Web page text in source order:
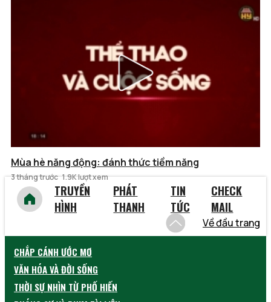
Mùa hè năng động: đánh thức tiềm năng
3 tháng trước 1.9K lượt xem
TRUYỀN
HÌNH
PHÁT
THANH
TIN
TỨC
CHECK
MAIL
Về đầu trang
CHẮP CÁNH ƯỚC MƠ
VĂN HÓA VÀ ĐỜI SỐNG
THỜI SỰ NHÌN TỪ PHỐ HIẾN